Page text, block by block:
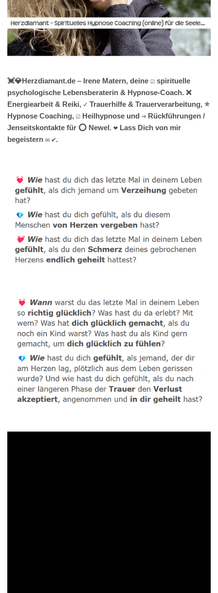
💓️💎Herzdiamant.de – Irene Matern, deine ☑️ spirituelle
psychologische Lebensberaterin & Hypnose-Coach. ❌
Energiearbeit & Reiki, ✓ Trauerhilfe & Trauerverarbeitung, ⭐
Hypnose Coaching, ☑️ Heilhypnose und ⇒ Rückführungen /
Jenseitskontakte für ⭕ Newel. ❤ Lass Dich von mir
begeistern ✉ ✔.